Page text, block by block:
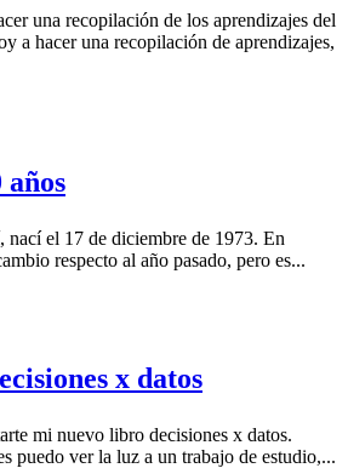
una recopilación de los aprendizajes del
a hacer una recopilación de aprendizajes,
el 17 de diciembre de 1973. En
respecto al año pasado, pero es...
x datos
mi nuevo libro decisiones x datos.
puedo ver la luz a un trabajo de estudio,...